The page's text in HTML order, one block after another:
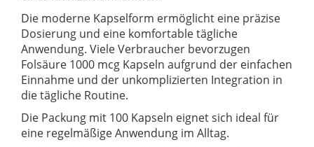
Die moderne Kapselform ermöglicht eine präzise
Dosierung und eine komfortable tägliche
Anwendung. Viele Verbraucher bevorzugen
Folsäure 1000 mcg Kapseln aufgrund der einfachen
Einnahme und der unkomplizierten Integration in
die tägliche Routine.
Die Packung mit 100 Kapseln eignet sich ideal für
eine regelmäßige Anwendung im Alltag.